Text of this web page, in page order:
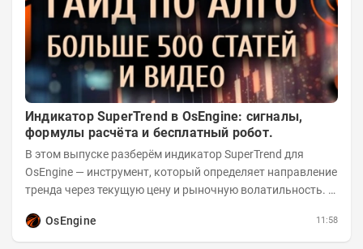
Индикатор SuperTrend в OsEngine: сигналы,
формулы расчёта и бесплатный робот.
В этом выпуске разберём индикатор SuperTrend для
OsEngine — инструмент, который определяет направление
тренда через текущую цену и рыночную волатильность. В
OsEngine
11:58